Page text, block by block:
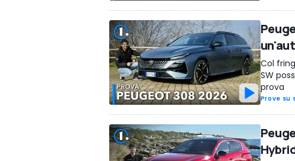
Col
SW
prova
Prove su